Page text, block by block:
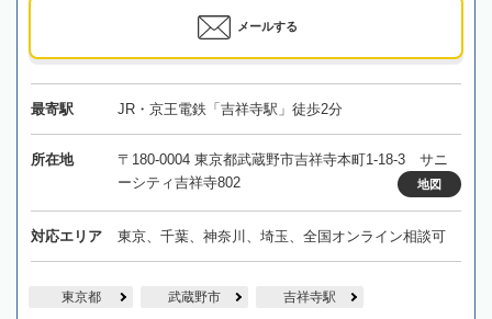
メールする
最寄駅 JR・京王電鉄「吉祥寺駅」徒歩2分
所在地
〒180-0004 東京都武蔵野市吉祥寺本町1-18-3 サニ
ーシティ吉祥寺802
地図
対応エリア 東京、千葉、神奈川、埼玉、全国オンライン相談可
東京都 武蔵野市 吉祥寺駅